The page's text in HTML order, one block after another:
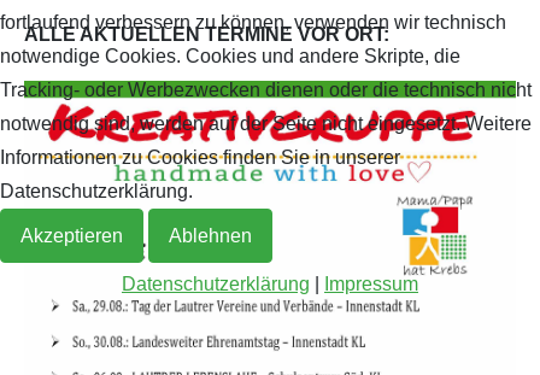
ALLE AKTUELLEN TERMINE VOR ORT:
fortlaufend verbessern zu können, verwenden wir technisch
notwendige Cookies. Cookies und andere Skripte, die
Tracking- oder Werbezwecken dienen oder die technisch nicht
notwendig sind, werden auf der Seite nicht eingesetzt. Weitere
Informationen zu Cookies finden Sie in unserer
Datenschutzerklärung.
Akzeptieren Ablehnen
Datenschutzerklärung Impressum